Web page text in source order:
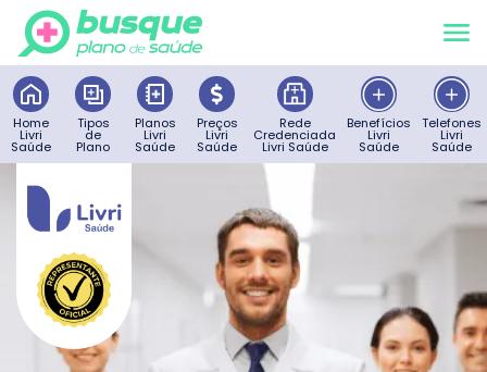
Home
Livri
Saúde
Tipos
de
Plano
Planos
Livri
Saúde
Preços
Livri
Saúde
Rede
Credenciada
Livri Saúde
Benefícios
Livri
Saúde
Telefones
Livri
Saúde